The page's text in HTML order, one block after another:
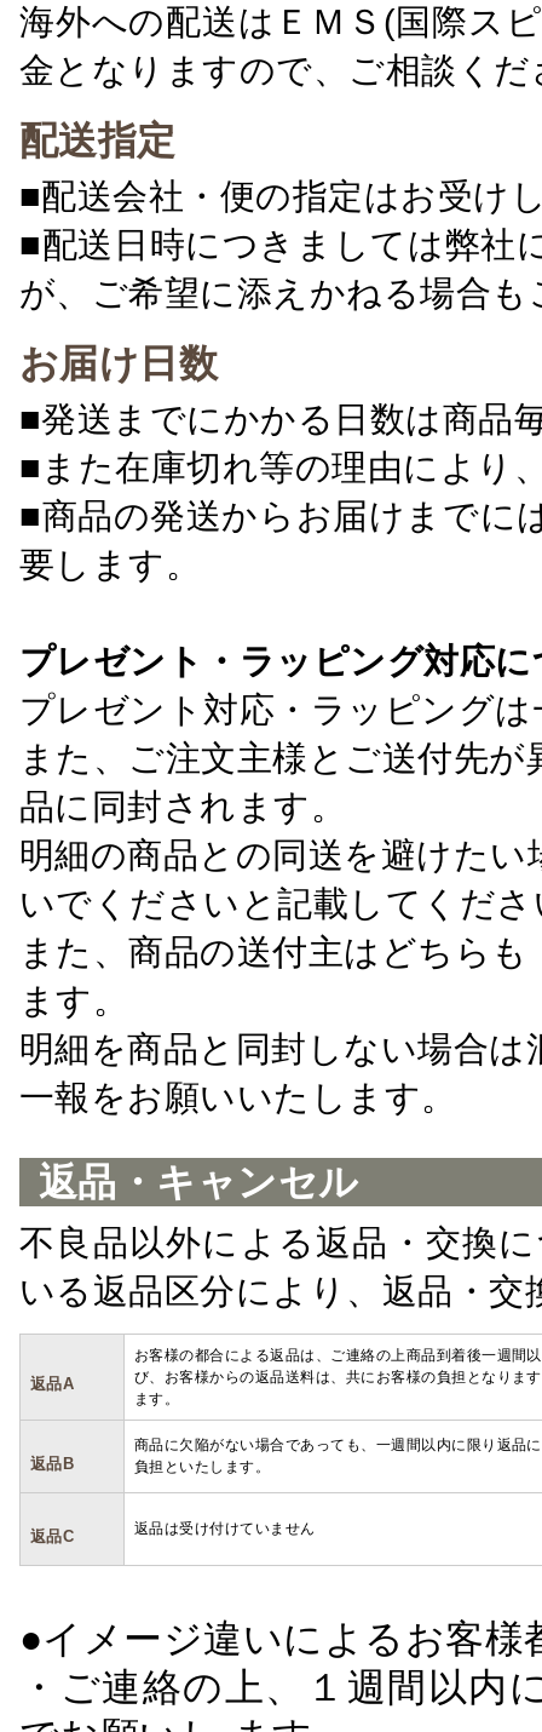
海外への配送はＥＭＳ(国際ス
金となりますので、ご相談くだ
配送指定
■配送会社・便の指定はお受け
■配送日時につきましては弊社
が、ご希望に添えかねる場合
お届け日数
■発送までにかかる日数は商品
■また在庫切れ等の理由により
■商品の発送からお届けまでに
要します。
プレゼント・ラッピング対応
プレゼント対応・ラッピング
また、ご注文主様とご送付先
品に同封されます。
明細の商品との同送を避けた
いでくださいと記載してくださ
また、商品の送付主はどちら
ます。
明細を商品と同封しない場合
一報をお願いいたします。
返品・キャンセル
不良品以外による返品・交換
いる返品区分により、返品・
返品A
お客様の都合による返品は、ご連絡の上商品到着後一週間
び、お客様からの返品送料は、共にお客様の負担となりま
ます。
返品B
商品に欠陥がない場合であっても、一週間以内に限り返品
負担といたします。
返品C 返品は受け付けていません
●イメージ違いによるお客
・ご連絡の上、１週間以